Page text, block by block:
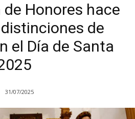
Honores hace
de
el Día de Santa
31/07/2025